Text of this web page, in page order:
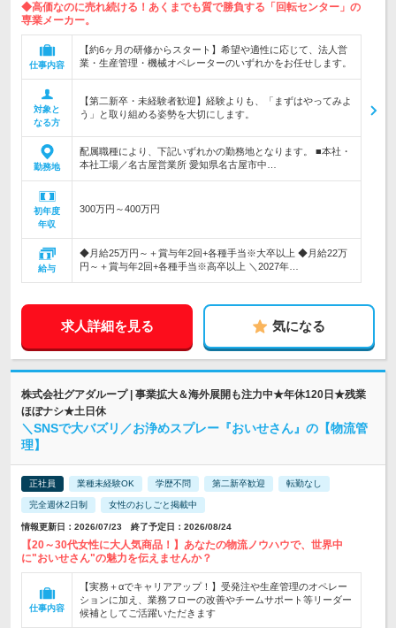
◆高価なのに売れ続ける！あくまでも質で勝負する「回転センター」の
専業メーカー。
仕事内容
【約6ヶ月の研修からスタート】希望や適性に応じて、法人営
業・生産管理・機械オペレーターのいずれかをお任せします。
対象と
なる方
【第二新卒・未経験者歓迎】経験よりも、「まずはやってみよ
う」と取り組める姿勢を大切にします。
勤務地
配属職種により、下記いずれかの勤務地となります。 ■本社・
本社工場／名古屋営業所 愛知県名古屋市中…
初年度
年収
300万円～400万円
給与
◆月給25万円～＋賞与年2回+各種手当※大卒以上 ◆月給22万
円～＋賞与年2回+各種手当※高卒以上 ＼2027年…
求人詳細を見る 気になる
株式会社グアダループ | 事業拡大＆海外展開も注力中★年休120日★残業
ほぼナシ★土日休
＼SNSで大バズリ／お浄めスプレー『おいせさん』の【物流管
理】
正社員 業種未経験OK 学歴不問 第二新卒歓迎 転勤なし
完全週休2日制 女性のおしごと掲載中
情報更新日：2026/07/23 終了予定日：2026/08/24
【20～30代女性に大人気商品！】あなたの物流ノウハウで、世界中
に"おいせさん"の魅力を伝えませんか？
仕事内容
【実務＋αでキャリアアップ！】受発注や生産管理のオペレー
ションに加え、業務フローの改善やチームサポート等リーダー
候補としてご活躍いただきます